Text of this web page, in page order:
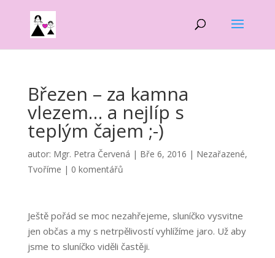
Březen – za kamna
vlezem… a nejlíp s
teplým čajem ;-)
autor: Mgr. Petra Červená | Bře 6, 2016 | Nezařazené,
Tvoříme | 0 komentářů
Ještě pořád se moc nezahřejeme, sluníčko vysvitne
jen občas a my s netrpělivostí vyhlížíme jaro. Už aby
jsme to sluníčko viděli častěji.